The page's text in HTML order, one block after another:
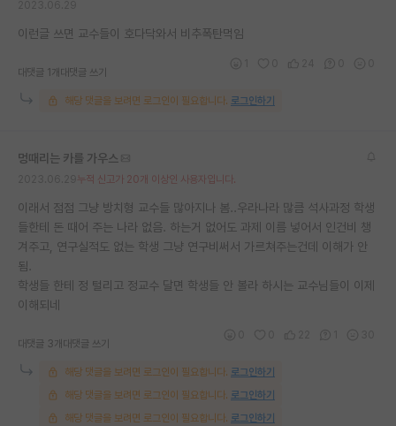
이런글 쓰면 교수들이 호다닥와서 비추폭탄먹임
대댓글 1개 대댓글 쓰기
해당 댓글을 보려면 로그인이 필요합니다. 로그인하기
멍때리는 카를 가우스
누적 신고가 20개 이상인 사용자입니다.
이래서 점점 그냥 방치형 교수들 많아지나 봄..우라나라 많큼 석사과정 학생
들한테 돈 때어 주는 나라 없음. 하는거 없어도 과제 이름 넣어서 인건비 챙
겨주고, 연구실적도 없는 학생 그냥 연구비써서 가르쳐주는건데 이해가 안
됨.
학생들 한테 정 털리고 정교수 달면 학생들 안 볼라 하시는 교수님들이 이제
이해되네
대댓글 3개 대댓글 쓰기
해당 댓글을 보려면 로그인이 필요합니다. 로그인하기
해당 댓글을 보려면 로그인이 필요합니다. 로그인하기
해당 댓글을 보려면 로그인이 필요합니다. 로그인하기